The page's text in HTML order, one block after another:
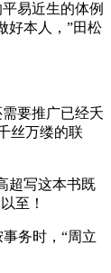
易近生的体例
好本人，”田松
要推广已经夭
丝万缕的联
超写这本书既
至！
务时，“周立